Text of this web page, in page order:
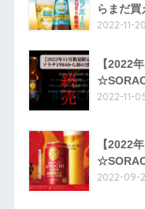
らまだ買
2022-11-20
【2022
2022-11-
【2022
2022-09-